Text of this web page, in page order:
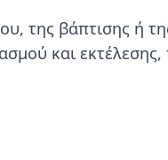
της βάπτισης ή
και